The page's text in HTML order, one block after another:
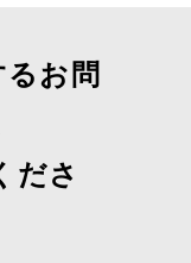
お問
ださ